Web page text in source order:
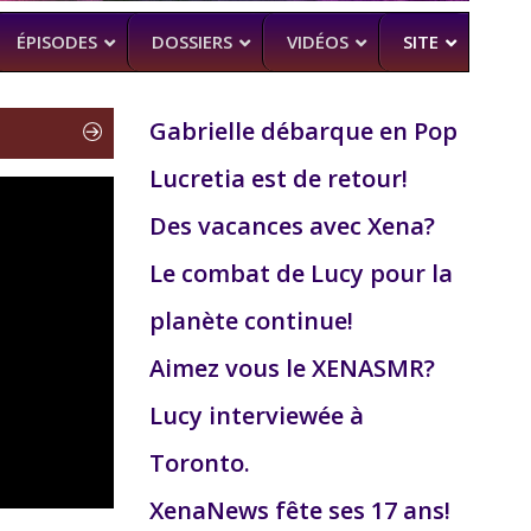
–
ÉPISODES DOSSIERS VIDÉOS SITE
Gabrielle débarque en Pop
Lucretia est de retour!
Des vacances avec Xena?
Le combat de Lucy pour la
planète continue!
Aimez vous le XENASMR?
Lucy interviewée à
Toronto.
XenaNews fête ses 17 ans!